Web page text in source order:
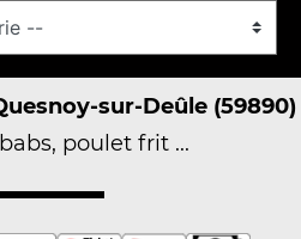
sur-Deûle (59890)
poulet frit ...